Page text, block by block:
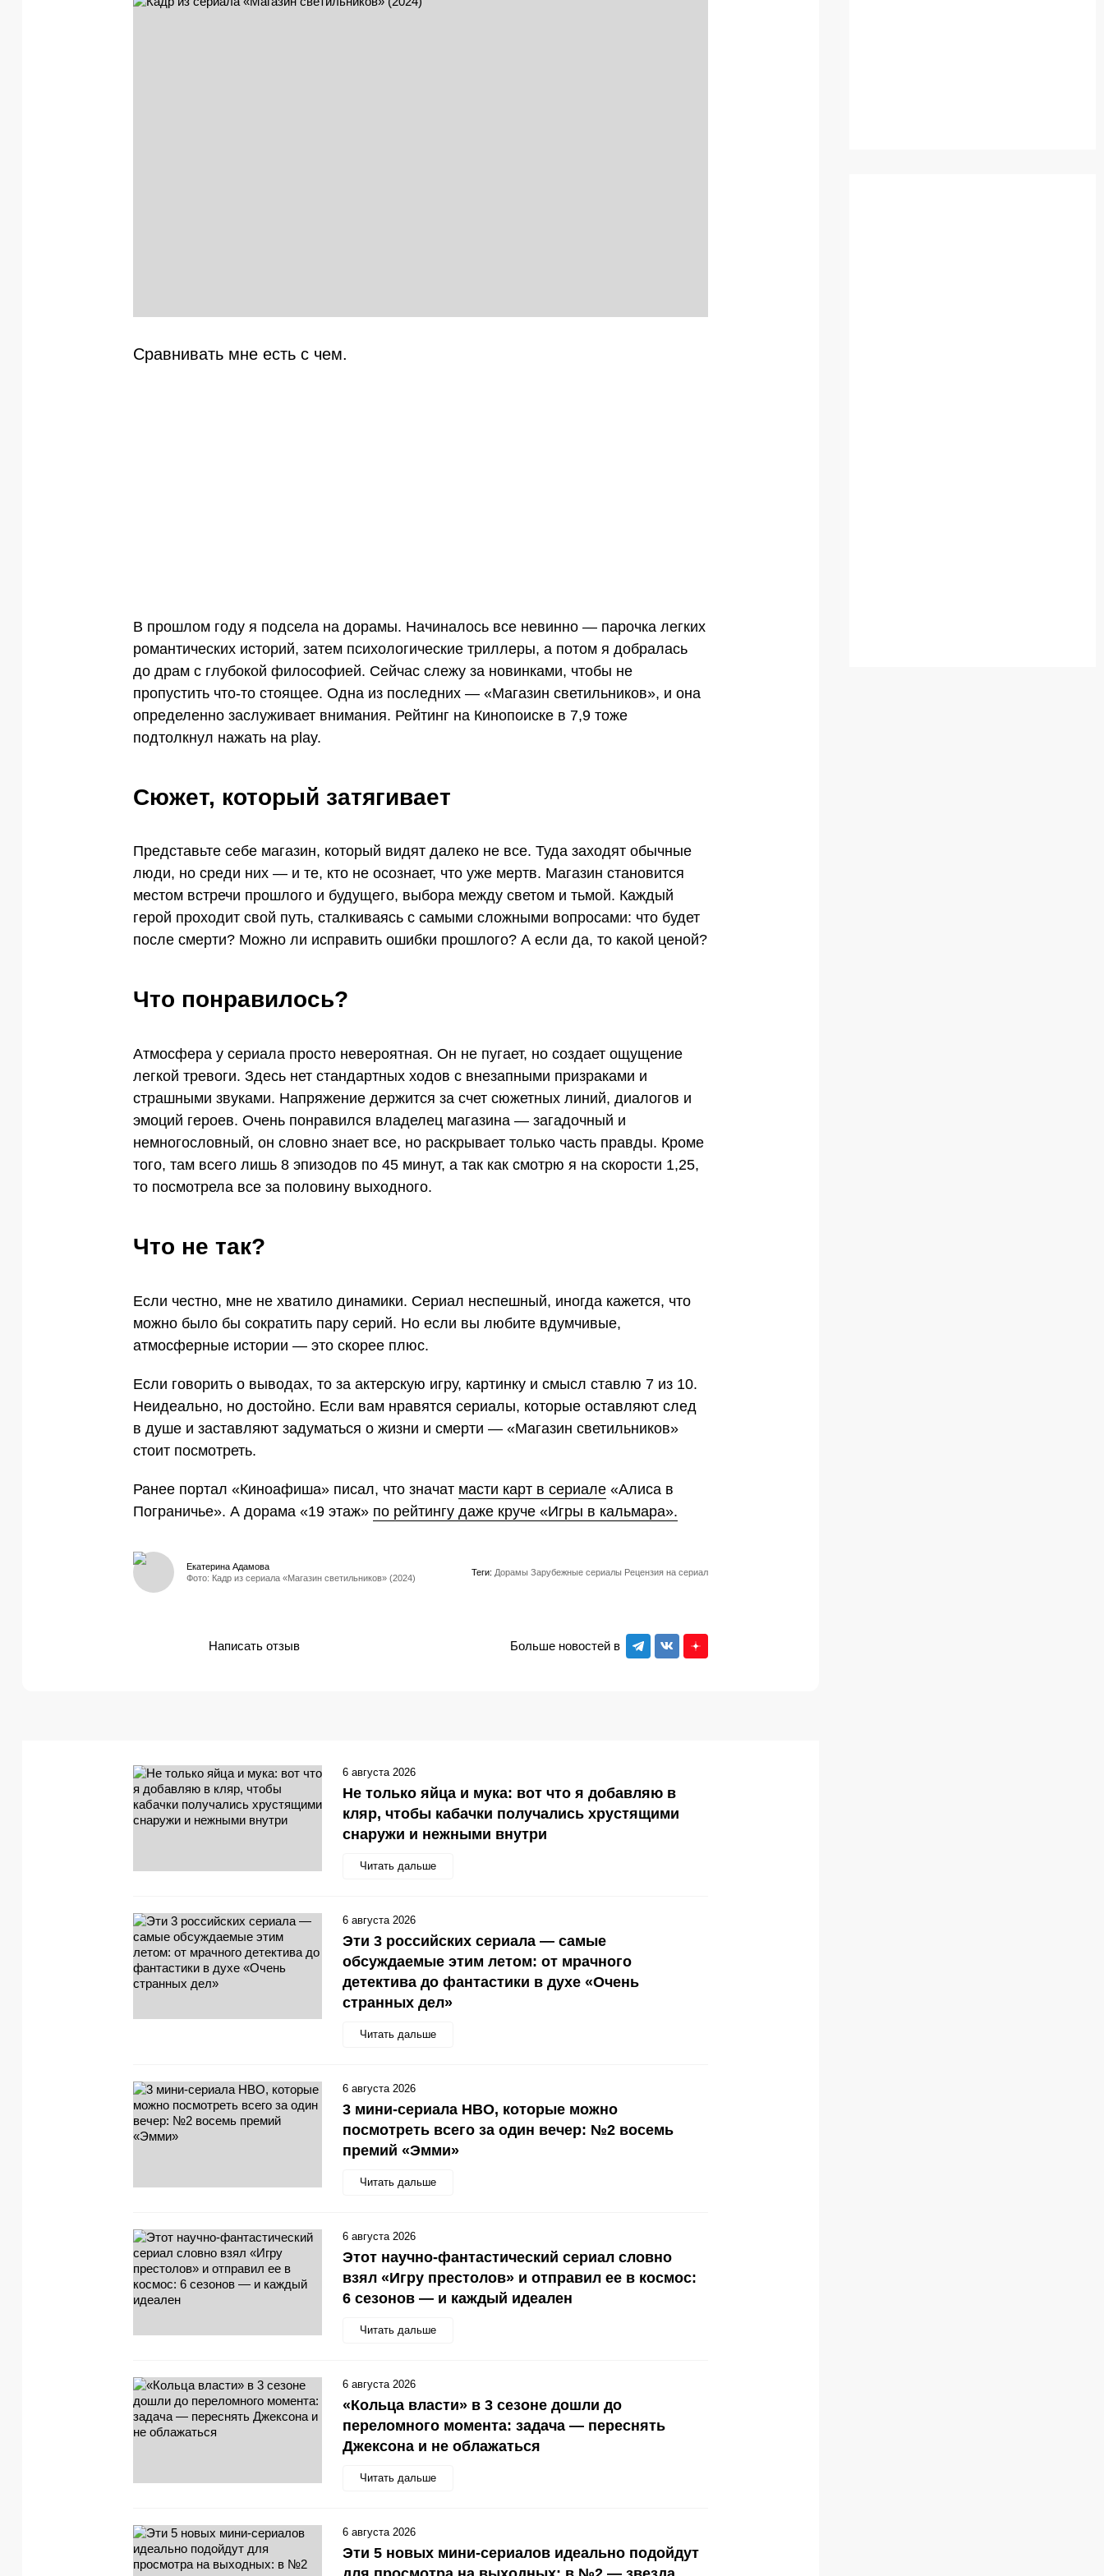
Сравнивать мне есть с чем.
В прошлом году я подсела на дорамы. Начиналось все невинно — парочка легких
романтических историй, затем психологические триллеры, а потом я добралась
до драм с глубокой философией. Сейчас слежу за новинками, чтобы не
пропустить что-то стоящее. Одна из последних — «Магазин светильников», и она
определенно заслуживает внимания. Рейтинг на Кинопоиске в 7,9 тоже
подтолкнул нажать на play.
Сюжет, который затягивает
Представьте себе магазин, который видят далеко не все. Туда заходят обычные
люди, но среди них — и те, кто не осознает, что уже мертв. Магазин становится
местом встречи прошлого и будущего, выбора между светом и тьмой. Каждый
герой проходит свой путь, сталкиваясь с самыми сложными вопросами: что будет
после смерти? Можно ли исправить ошибки прошлого? А если да, то какой ценой?
Что понравилось?
Атмосфера у сериала просто невероятная. Он не пугает, но создает ощущение
легкой тревоги. Здесь нет стандартных ходов с внезапными призраками и
страшными звуками. Напряжение держится за счет сюжетных линий, диалогов и
эмоций героев. Очень понравился владелец магазина — загадочный и
немногословный, он словно знает все, но раскрывает только часть правды. Кроме
того, там всего лишь 8 эпизодов по 45 минут, а так как смотрю я на скорости 1,25,
то посмотрела все за половину выходного.
Что не так?
Если честно, мне не хватило динамики. Сериал неспешный, иногда кажется, что
можно было бы сократить пару серий. Но если вы любите вдумчивые,
атмосферные истории — это скорее плюс.
Если говорить о выводах, то за актерскую игру, картинку и смысл ставлю 7 из 10.
Неидеально, но достойно. Если вам нравятся сериалы, которые оставляют след
в душе и заставляют задуматься о жизни и смерти — «Магазин светильников»
стоит посмотреть.
Ранее портал «Киноафиша» писал, что значат масти карт в сериале «Алиса в
Пограничье». А дорама «19 этаж» по рейтингу даже круче «Игры в кальмара».
Фото: Кадр из сериала «Магазин светильников» (2024)
Екатерина Адамова
Теги: Дорамы Зарубежные сериалы Рецензия на сериал
Больше новостей в
Написать отзыв
Не только яйца и мука: вот что я добавляю в
кляр, чтобы кабачки получались хрустящими
снаружи и нежными внутри
Читать дальше
6 августа 2026
Эти 3 российских сериала — самые
обсуждаемые этим летом: от мрачного
детектива до фантастики в духе «Очень
странных дел»
Читать дальше
6 августа 2026
3 мини-сериала HBO, которые можно
посмотреть всего за один вечер: №2 восемь
премий «Эмми»
Читать дальше
6 августа 2026
Этот научно-фантастический сериал словно
взял «Игру престолов» и отправил ее в космос:
6 сезонов — и каждый идеален
Читать дальше
6 августа 2026
«Кольца власти» в 3 сезоне дошли до
переломного момента: задача — переснять
Джексона и не облажаться
Читать дальше
6 августа 2026
Эти 5 новых мини-сериалов идеально подойдут
6 августа 2026